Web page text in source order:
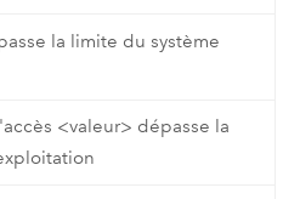
la limite du système
<valeur> dépasse la